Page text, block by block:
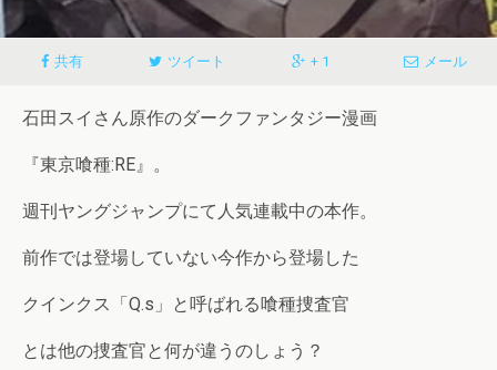
共有 ツイート + 1 メール
石田スイさん原作のダークファンタジー漫画
『東京喰種:RE』。
週刊ヤングジャンプにて人気連載中の本作。
前作では登場していない今作から登場した
クインクス「Q.s」と呼ばれる喰種捜査官
とは他の捜査官と何が違うのしょう？